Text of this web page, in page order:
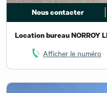
Nous contacter
Location bureau NORROY
Afficher le numéro